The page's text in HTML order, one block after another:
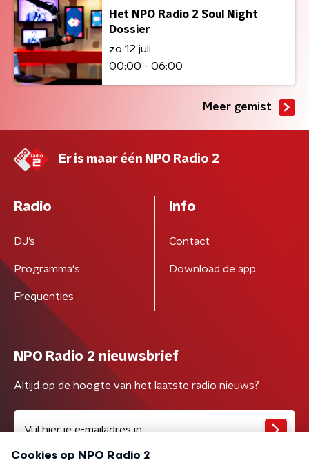
Het NPO Radio 2 Soul Night
Dossier
zo 12 juli
00:00 - 06:00
Meer gemist
Er is maar één NPO Radio 2
Radio
DJ’s
Programma's
Frequenties
Info
Contact
Download de app
NPO Radio 2 nieuwsbrief
Altijd op de hoogte van het laatste radio nieuws?